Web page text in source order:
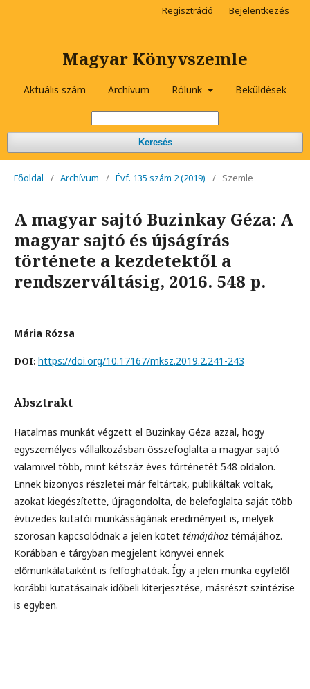
Magyar Könyvszemle
Aktuális szám Archívum Rólunk Beküldések
Keresés
Regisztráció Bejelentkezés
Főoldal / Archívum / Évf. 135 szám 2 (2019) / Szemle
A magyar sajtó Buzinkay Géza: A
magyar sajtó és újságírás
története a kezdetektől a
rendszerváltásig, 2016. 548 p.
Mária Rózsa
DOI: https://doi.org/10.17167/mksz.2019.2.241-243
Absztrakt
Hatalmas munkát végzett el Buzinkay Géza azzal, hogy
egyszemélyes vállalkozásban összefoglalta a magyar sajtó
valamivel több, mint kétszáz éves történetét 548 oldalon.
Ennek bizonyos részletei már feltártak, publikáltak voltak,
azokat kiegészítette, újragondolta, de belefoglalta saját több
évtizedes kutatói munkásságának eredményeit is, melyek
szorosan kapcsolódnak a jelen kötet témájához témájához.
Korábban e tárgyban megjelent könyvei ennek
előmunkálataiként is felfoghatóak. Így a jelen munka egyfelől
korábbi kutatásainak időbeli kiterjesztése, másrészt szintézise
is egyben.